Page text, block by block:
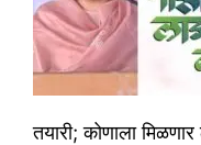
तयारी; कोणाला